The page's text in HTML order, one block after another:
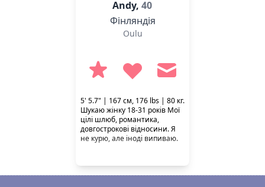
Andy,40
Фінляндія
Oulu
5' 5.7" | 167 см, 176 lbs | 80 кг.
Шукаю жінку 18-31 років Мої
цілі шлюб, романтика,
довгострокові відносини. Я
не курю, але іноді випиваю.